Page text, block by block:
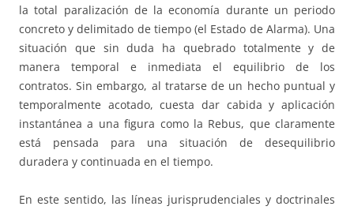
la total paralización de la economía durante un periodo
concreto y delimitado de tiempo (el Estado de Alarma). Una
situación que sin duda ha quebrado totalmente y de
manera temporal e inmediata el equilibrio de los
contratos. Sin embargo, al tratarse de un hecho puntual y
temporalmente acotado, cuesta dar cabida y aplicación
instantánea a una figura como la Rebus, que claramente
está pensada para una situación de desequilibrio
duradera y continuada en el tiempo.
En este sentido, las líneas jurisprudenciales y doctrinales